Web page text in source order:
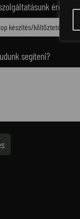
érdekel?
segíteni?